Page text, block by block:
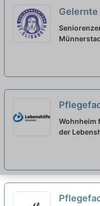
in
Teil
(25-30
startet
Wohnheim
der